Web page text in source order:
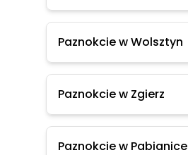
Paznokcie w Wolsztyn
Paznokcie w Zgierz
Paznokcie w Pabianice